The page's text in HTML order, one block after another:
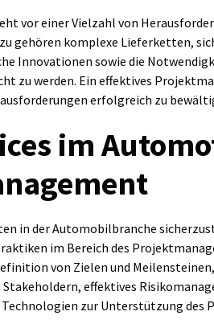
vor einer Vielzahl von
gehören komplexe Lieferketten,
Innovationen sowie die
zu werden. Ein effektives
erfolgreich zu
im
in der Automobilbranche
im Bereich des
von Zielen und
effektives
zur Unterstützung des